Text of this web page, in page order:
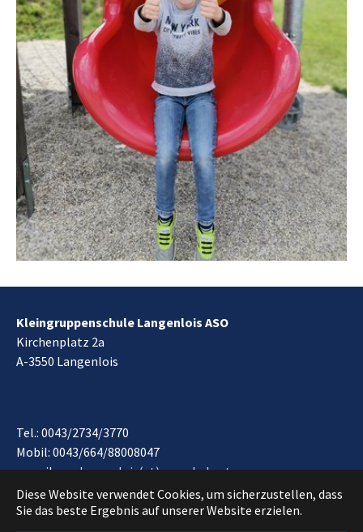
Diese Website verwendet Cookies, um sicherzustellen, dass
Sie das beste Ergebnis auf unserer Website erzielen.
Kleingruppenschule Langenlois ASO
Kirchenplatz 2a
A-3550 Langenlois
Tel.: 0043/2734/3770
Mobil: 0043/664/88008047
e-mail:aso.langenlois(at)noeschule.at
Impressum*Datenschutzvereinbarung